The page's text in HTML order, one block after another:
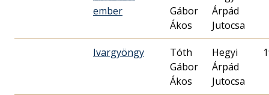
ember
Gábor
Ákos
Árpád
Jutocsa
Ivargyöngy
Tóth
Gábor
Ákos
Hegyi
Árpád
Jutocsa